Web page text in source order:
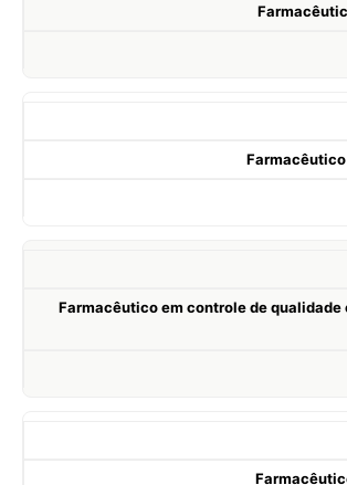
Farmacêutico em controle de qualidade